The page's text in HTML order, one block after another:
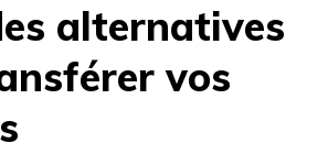
alternatives
vos